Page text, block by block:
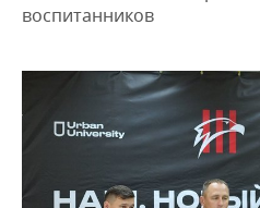
КОРОЛИ ГОСЗАКАЗА ПФО
КОМУ ПРИНАДЛЕЖАТ
ТОРГОВЫЕ ЦЕНТРЫ
ТАТАРСТАНА
ФИНАНСЫ
НОВОСТИ
ПРОМЫШЛЕННОСТИ
АГРОПРОМ
МАШИНОСТРОЕНИЕ
НЕДВИЖИМОСТЬ
НОВОСТИ АВТО
НОВОСТИ БИЗНЕСА
воспитанников